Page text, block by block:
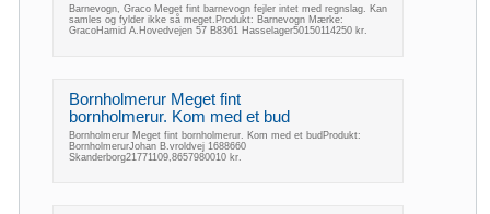
Barnevogn, Graco Meget fint barnevogn fejler intet med regnslag. Kan
samles og fylder ikke så meget.Produkt: Barnevogn Mærke:
GracoHamid A.Hovedvejen 57 B8361 Hasselager50150114250 kr.
Bornholmerur Meget fint
bornholmerur. Kom med et bud
Bornholmerur Meget fint bornholmerur. Kom med et budProdukt:
BornholmerurJohan B.vroldvej 1688660
Skanderborg21771109,8657980010 kr.